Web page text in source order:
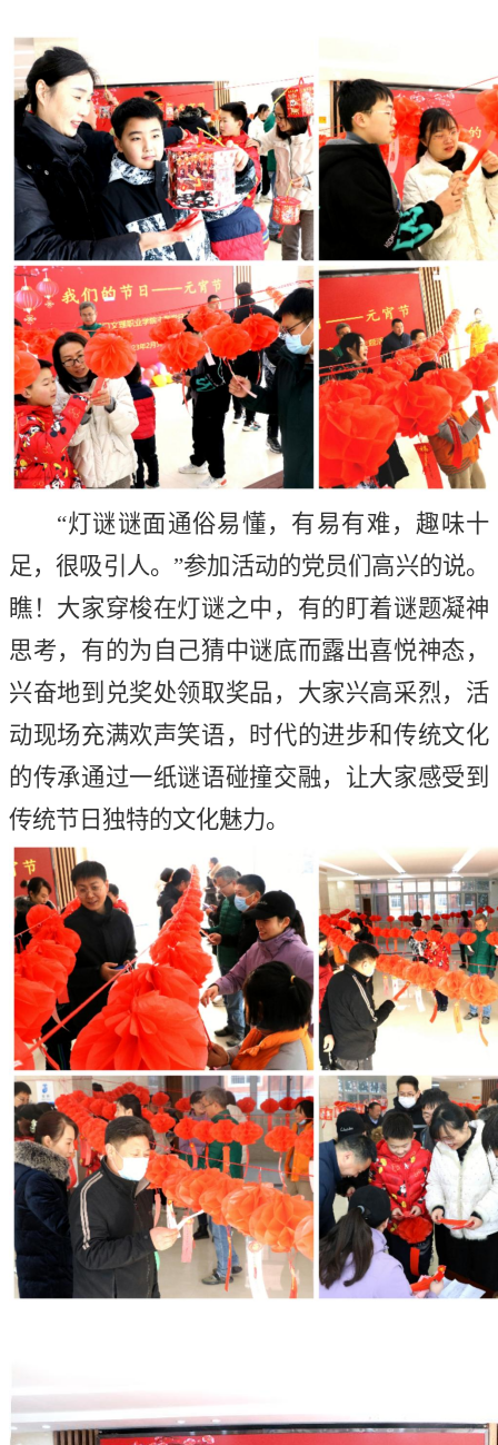
“灯谜谜面通俗易懂，有易有难，趣味十
足，很吸引人。”参加活动的党员们高兴的说。
瞧！大家穿梭在灯谜之中，有的盯着谜题凝神
思考，有的为自己猜中谜底而露出喜悦神态，
兴奋地到兑奖处领取奖品，大家兴高采烈，活
动现场充满欢声笑语，时代的进步和传统文化
的传承通过一纸谜语碰撞交融，让大家感受到
传统节日独特的文化魅力。